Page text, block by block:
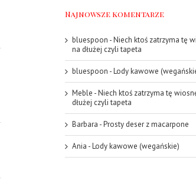
Najnowsze komentarze
bluespoon -Niech ktoś zatrzyma tę
na dłużej czyli tapeta
bluespoon -Lody kawowe
Meble -Niech ktoś zatrzyma tę
dłużej czyli tapeta
Barbara -Prosty deser z macarpone
Ania -Lody kawowe (wegańskie)